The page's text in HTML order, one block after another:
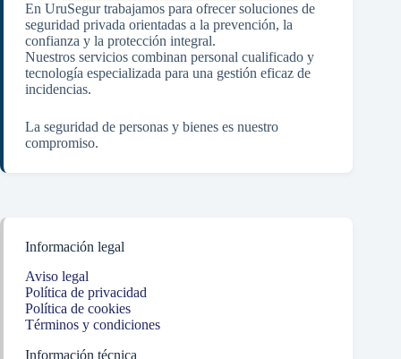
En UruSegur trabajamos para ofrecer soluciones de
seguridad privada orientadas a la prevención, la
confianza y la protección integral.
Nuestros servicios combinan personal cualificado y
tecnología especializada para una gestión eficaz de
incidencias.
La seguridad de personas y bienes es nuestro
compromiso.
Información legal
Aviso legal
Política de privacidad
Política de cookies
Términos y condiciones
Información técnica